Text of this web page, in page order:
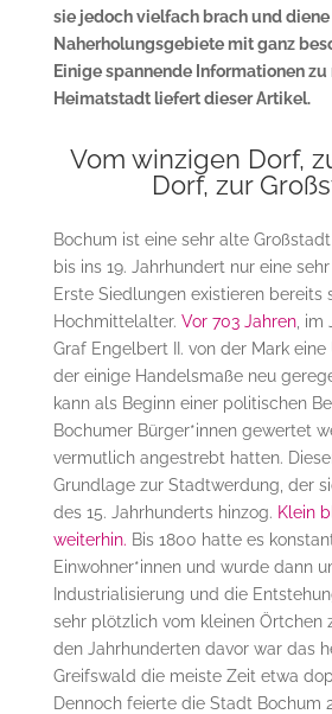
sie jedoch vielfach brach und diene
Naherholungsgebiete mit ganz
Einige spannende Informationen
Heimatstadt liefert dieser Artikel.
Vom winzigen Dorf,
Dorf, zur
Bochum ist eine sehr alte
bis ins 19. Jahrhundert nur eine
Erste Siedlungen existieren bereits
Hochmittelalter. Vor 703 Jahren, im
Graf Engelbert II. von der Mark
der einige Handelsmaße neu
kann als Beginn einer politischen
Bochumer Bürger*innen gewertet
vermutlich angestrebt hatten.
Grundlage zur Stadtwerdung, der
des 15. Jahrhunderts hinzog. Klein
weiterhin. Bis 1800 hatte es
Einwohner*innen und wurde dann
Industrialisierung und die
sehr plötzlich vom kleinen Örtchen
den Jahrhunderten davor war das
Greifswald die meiste Zeit etwa
Dennoch feierte die Stadt Bochum